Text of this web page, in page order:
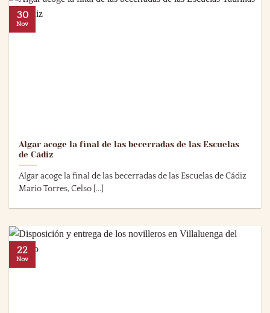
Algar acoge la final de las becerradas de las Escuelas
de Cádiz
Algar acoge la final de las becerradas de las Escuelas de Cádiz
Mario Torres, Celso [...]
30
Nov
22
Nov